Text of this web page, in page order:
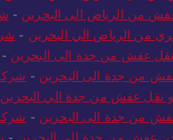
من الرياض الى البحرين -
من الرياض الي البحرين -
نقل عفش من جدة الى البحرين -
من جدة الى البحرين -
عفش من جدة الي البحرين
من جدة الى البحرين -